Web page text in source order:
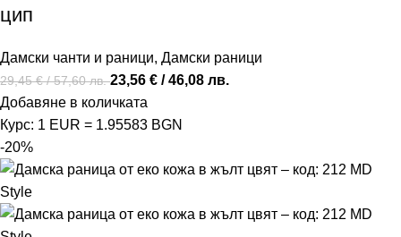
цип
Дамски чанти и раници,Дамски раници
29,45€/ 57,60 лв.23,56€ / 46,08 лв.
Добавяне в количката
Курс: 1 EUR = 1.95583 BGN
-20%